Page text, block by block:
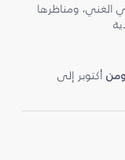
الغني، ومناظرها
ومنأكتوبر إلى